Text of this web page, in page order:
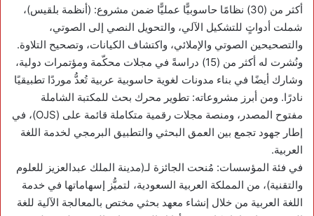
أكثر من (30) نظامًا حاسوبيًّا عمليًّا ضمن مشروع: (أنظمة بلقيس)،
شملت أدواتٍ للتشكيل الآلي، والتحويل النصي إلى الصوتي،
والتصحيحين الصوتي والإملائي، واكتشاف الكيانات، وتصحيح التلاوة.
ونُشرت له أكثر من (15) دراسةً في مجلات محكّمة ومؤتمرات دولية،
وشارك أيضًا في بناء مدونات لغوية حاسوبية عربية تُعدُّ موردًا تطبيقيًا
نادرًا. ومن أبرز مشروعاته: تطوير محرك بحث للمكتبة الشاملة
مفتوح المصدر، ومنصة مجلات رقمية متكاملة قائمة على (OJS)، في
إطار جهود تجمع بين العمق البحثي والتطبيق البرمجي لخدمة اللغة
العربية.
في فئة المؤسسات: مُنحت الجائزة لـ(مدينة الملك عبدالعزيز للعلوم
والتقنية)، من المملكة العربية السعودية، لتميُّز إسهاماتها في خدمة
اللغة العربية من خلال إنشاء معهد بحثي مختص بالمعالجة الآلية للغة